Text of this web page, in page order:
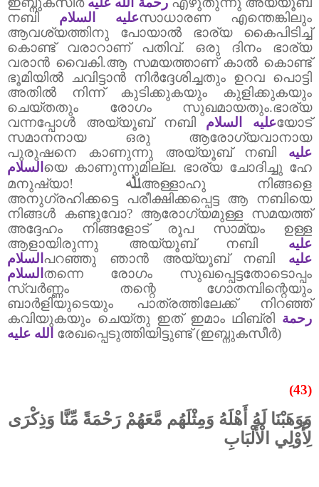
നബി عليه السلامസാധാരണ എന്തെങ്കിലും
ആവശ്യത്തിനു പോയാൽ ഭാര്യ കൈപിടിച്ച്
കൊണ്ട് വരാറാണ് പതിവ്. ഒരു ദിനം ഭാര്യ
വരാൻ വൈകി.ആ സമയത്താണ് കാൽ കൊണ്ട്
ഭൂമിയിൽ ചവിട്ടാൻ നിർദ്ദേശിച്ചതും ഉറവ പൊട്ടി
അതിൽ നിന്ന് കുടിക്കുകയും കുളിക്കുകയും
ചെയ്തതും രോഗം സുഖമായതും.ഭാര്യ
വന്നപ്പോൾ അയ്യൂബ് നബി
عليه السلامയോട്
സമാനനായ ഒരു ആരോഗ്യവാനായ
പുരുഷനെ കാണുന്നു അയ്യൂബ് നബി
عليه
السلام യെ കാണുന്നുമില്ല. ഭാര്യ ചോദിച്ചു ഹേ
മനുഷ്യാ! ﷲഅള്ളാഹു നിങ്ങളെ
അനുഗ്രഹിക്കട്ടെ പരീക്ഷിക്കപ്പെട്ട ആ നബിയെ
നിങ്ങൾ കണ്ടുവോ? ആരോഗ്യമുള്ള സമയത്ത്
അദ്ദേഹം നിങ്ങളോട് രൂപ സാമ്യം ഉള്ള
ആളായിരുന്നു അയ്യൂബ് നബി عليه
السلام പറഞ്ഞു ഞാൻ അയ്യൂബ് നബി عليه
السلام തന്നെ രോഗം സുഖപ്പെട്ടതോടൊപ്പം
സ്വർണ്ണം തന്റെ ഗോതമ്പിന്റെയും
ബാ‍ർളിയുടെയും പാത്രത്തിലേക്ക് നിറഞ്ഞ്
കവിയുകയും ചെയ്തു ഇത് ഇമാം ഥിബ്രി رحمة
الله عليه രേഖപ്പെടുത്തിയിട്ടുണ്ട് (ഇബ്നുകസീർ)
(43)
وَوَهَبْنَا لَهُ أَهْلَهُ وَمِثْلَهُم مَّعَهُمْ رَحْمَةً مِّنَّا وَذِكْرَى
لِأُوْلِي الْأَلْبَابِ